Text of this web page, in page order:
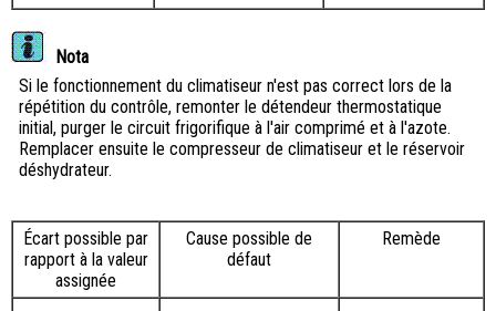
Nota
Si le fonctionnement du climatiseur n'est pas correct lors de la
répétition du contrôle, remonter le détendeur thermostatique
initial, purger le circuit frigorifique à l'air comprimé et à l'azote.
Remplacer ensuite le compresseur de climatiseur et le réservoir
déshydrateur.
Écart possible par
rapport à la valeur
assignée
Cause possible de
défaut
Remède